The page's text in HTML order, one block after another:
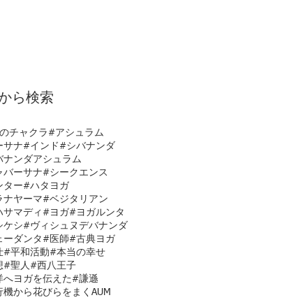
ら検索
チャクラ #アシュラム
サナ#インド #シバナンダ
ナンダアシュラム
バーサナ#シークエンス
ター#ハタヨガ
ナヤーマ#ベジタリアン
サマディ #ヨガ#ヨガルンタ
ケシ#ヴィシュヌデバナンダ
ーダンタ #医師#古典ヨガ
#平和活動#本当の幸せ
#聖人 #西八王子
へヨガを伝えた #謙遜
機から花びらをまく AUM